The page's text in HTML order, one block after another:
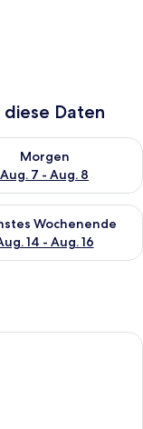
Daten
Aug. 6 - Aug. 7.
Morgen
Aug. 7 - Aug. 8
die Verfügbarkeit
Aug. 7
Wochenende
14 - Aug. 16
die Verfügbarkeit
mit einem großen